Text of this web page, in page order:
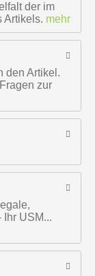
der im
Artikels. mehr
den Artikel.
zur
USM...